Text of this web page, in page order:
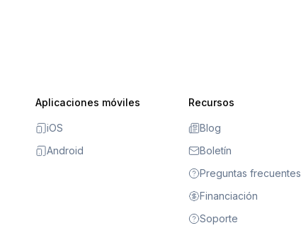
Aplicaciones móviles
iOS
Android
Recursos
Blog
Boletín
Preguntas frecuentes
Financiación
Soporte